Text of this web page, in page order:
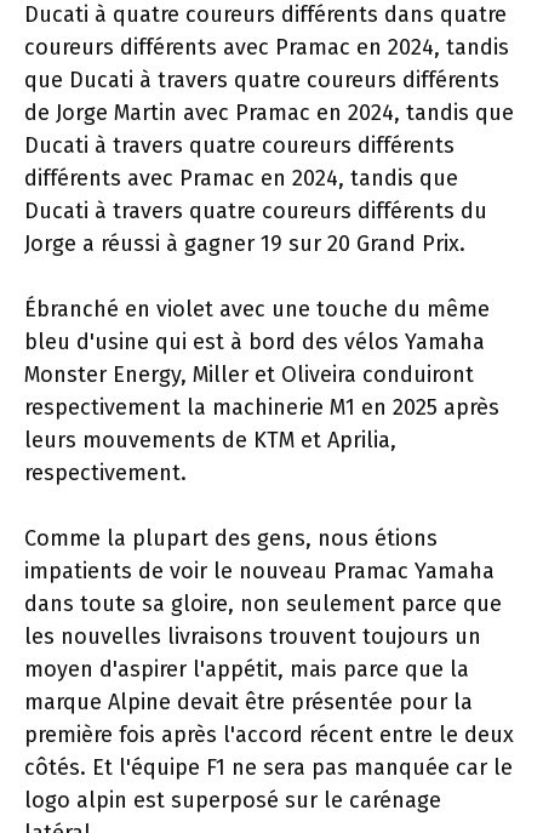
Ducati à quatre coureurs différents dans quatre
coureurs différents avec Pramac en 2024, tandis
que Ducati à travers quatre coureurs différents
de Jorge Martin avec Pramac en 2024, tandis que
Ducati à travers quatre coureurs différents
différents avec Pramac en 2024, tandis que
Ducati à travers quatre coureurs différents du
Jorge a réussi à gagner 19 sur 20 Grand Prix.
Ébranché en violet avec une touche du même
bleu d'usine qui est à bord des vélos Yamaha
Monster Energy, Miller et Oliveira conduiront
respectivement la machinerie M1 en 2025 après
leurs mouvements de KTM et Aprilia,
respectivement.
Comme la plupart des gens, nous étions
impatients de voir le nouveau Pramac Yamaha
dans toute sa gloire, non seulement parce que
les nouvelles livraisons trouvent toujours un
moyen d'aspirer l'appétit, mais parce que la
marque Alpine devait être présentée pour la
première fois après l'accord récent entre le deux
côtés. Et l'équipe F1 ne sera pas manquée car le
logo alpin est superposé sur le carénage